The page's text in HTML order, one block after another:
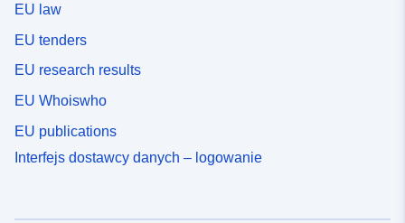
EU law
EU tenders
EU research results
EU Whoiswho
EU publications
Interfejs dostawcy danych – logowanie